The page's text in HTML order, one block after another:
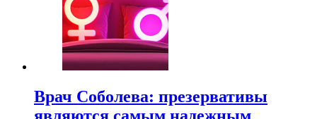
Врач Соболева: презервативы
являются самым надежным